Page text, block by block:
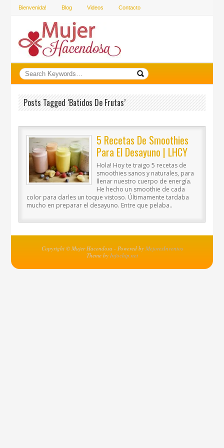
Bienvenida! Blog Videos Contacto
Posts Tagged ‘batidos De Frutas’
5 Recetas De Smoothies
Para El Desayuno | LHCY
Hola! Hoy te traigo 5 recetas de
smoothies sanos y naturales, para
llenar nuestro cuerpo de energía.
He hecho un smoothie de cada
color para darles un toque vistoso. Últimamente tardaba
mucho en preparar el desayuno. Entre que pelaba..
Copyright © Mujer Hacendosa - Powered by MejoresInventos
Theme by Infochip.net